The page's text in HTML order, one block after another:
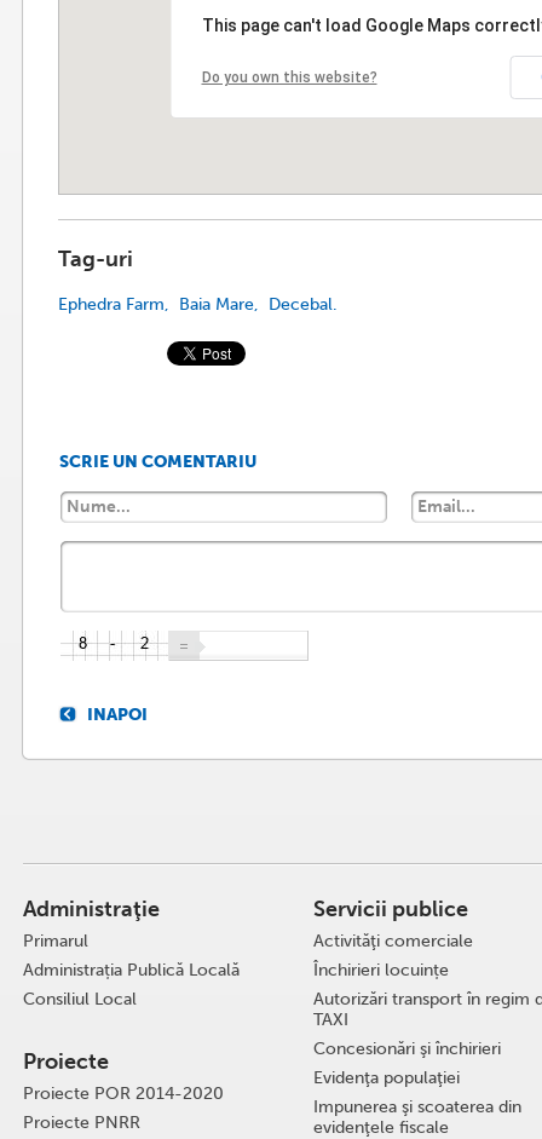
This page can't load Google Maps
Do you own this website?
Tag-uri
Ephedra Farm, Baia Mare, Decebal.
SCRIE UN COMENTARIU
INAPOI
Administraţie
Primarul
Administrația Publică Locală
Consiliul Local
Proiecte
Proiecte POR 2014-2020
Proiecte PNRR
Servicii publice
Activităţi comerciale
Închirieri locuințe
Autorizări transport în regim
TAXI
Concesionări şi închirieri
Evidenţa populaţiei
Impunerea şi scoaterea din
evidenţele fiscale